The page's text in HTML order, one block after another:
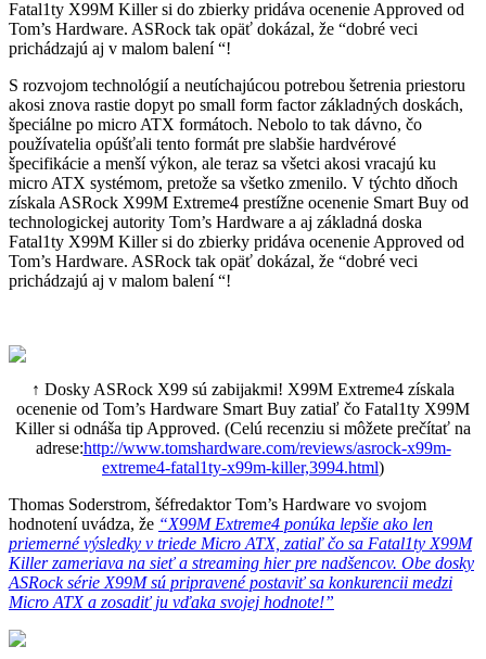
Fatal1ty X99M Killer si do zbierky pridáva ocenenie Approved od
Tom’s Hardware. ASRock tak opäť dokázal, že “dobré veci
prichádzajú aj v malom balení “!
S rozvojom technológií a neutíchajúcou potrebou šetrenia priestoru
akosi znova rastie dopyt po small form factor základných doskách,
špeciálne po micro ATX formátoch. Nebolo to tak dávno, čo
používatelia opúšťali tento formát pre slabšie hardvérové
špecifikácie a menší výkon, ale teraz sa všetci akosi vracajú ku
micro ATX systémom, pretože sa všetko zmenilo. V týchto dňoch
získala ASRock X99M Extreme4 prestížne ocenenie Smart Buy od
technologickej autority Tom’s Hardware a aj základná doska
Fatal1ty X99M Killer si do zbierky pridáva ocenenie Approved od
Tom’s Hardware. ASRock tak opäť dokázal, že “dobré veci
prichádzajú aj v malom balení “!
↑ Dosky ASRock X99 sú zabijakmi! X99M Extreme4 získala
ocenenie od Tom’s Hardware Smart Buy zatiaľ čo Fatal1ty X99M
Killer si odnáša tip Approved. (Celú recenziu si môžete prečítať na
adrese:http://www.tomshardware.com/reviews/asrock-x99m-
extreme4-fatal1ty-x99m-killer,3994.html)
Thomas Soderstrom, šéfredaktor Tom’s Hardware vo svojom
hodnotení uvádza, že “X99M Extreme4 ponúka lepšie ako len
priemerné výsledky v triede Micro ATX, zatiaľ čo sa Fatal1ty X99M
Killer zameriava na sieť a streaming hier pre nadšencov. Obe dosky
ASRock série X99M sú pripravené postaviť sa konkurencii medzi
Micro ATX a zosadiť ju vďaka svojej hodnote!”